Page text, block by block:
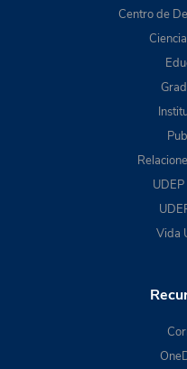
Centro de
Vida